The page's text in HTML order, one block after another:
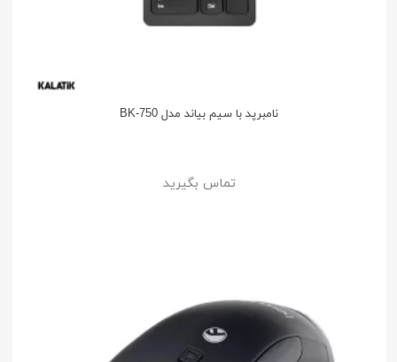
نامبرپد با سیم بیاند مدل BK-750
تماس بگیرید